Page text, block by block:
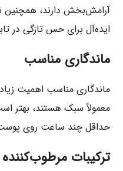
آرامش‌بخش دارند، همچنین
ایده‌آل برای حس تازگی در
ماندگاری مناسب
ماندگاری مناسب اهمیت
معمولاً سبک هستند، بهتر
حداقل چند ساعت روی پوست
ترکیبات مرطوب‌کننده